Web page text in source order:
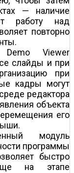
— наличие
работу над
повторно
Demo Viewer
слайды и при
при
кадры могут
редактора
объекта
его
модуль
программы
быстро
на этапе